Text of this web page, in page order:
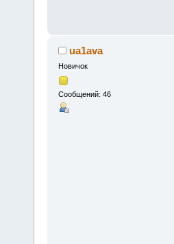
ua1ava
Новичок
Сообщений: 46